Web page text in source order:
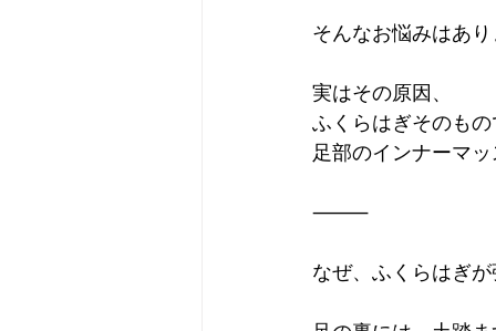
そんなお悩みはあ
実はその原因、
ふくらはぎそのも
足部のインナーマ
⸻
なぜ、ふくらはぎ